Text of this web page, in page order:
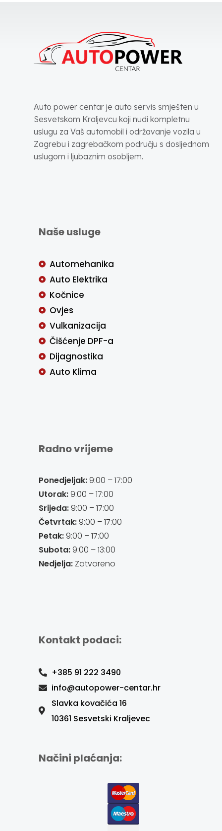
Auto power centar je auto servis smješten u
Sesvetskom Kraljevcu koji nudi kompletnu
uslugu za Vaš automobil i održavanje vozila u
Zagrebu i zagrebačkom području s dosljednom
uslugom i ljubaznim osobljem.
Naše usluge
Automehanika
Auto Elektrika
Kočnice
Ovjes
Vulkanizacija
Čišćenje DPF-a
Dijagnostika
Auto Klima
Radno vrijeme
Ponedjeljak:9:00 – 17:00
Utorak:9:00 – 17:00
Srijeda:9:00 – 17:00
Četvrtak:9:00 – 17:00
Petak:9:00 – 17:00
Subota:9:00 – 13:00
Nedjelja:Zatvoreno
Kontakt podaci:
+385 91 222 3490
info@autopower-centar.hr
Slavka kovačića 16
10361 Sesvetski Kraljevec
Načini plaćanja: